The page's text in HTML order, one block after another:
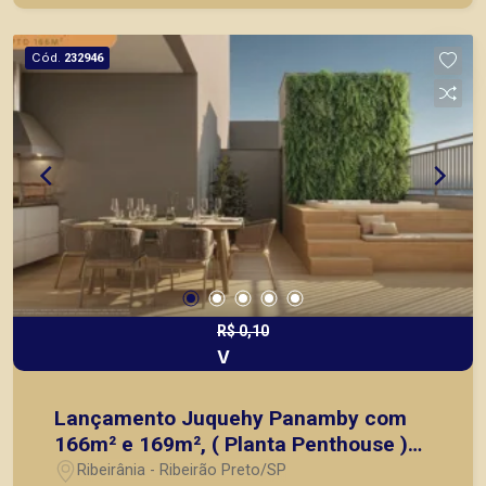
Cód. 232946
R$ 0,10
V
Lançamento Juquehy Panamby com
166m² e 169m², ( Planta Penthouse )
Próximo Parque do Curupira em
Ribeirânia - Ribeirão Preto/SP